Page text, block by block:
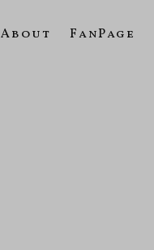
About FanPage